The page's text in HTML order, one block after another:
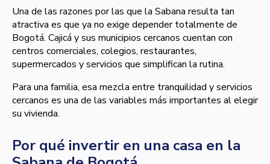
Una de las razones por las que la Sabana resulta tan
atractiva es que ya no exige depender totalmente de
Bogotá. Cajicá y sus municipios cercanos cuentan con
centros comerciales, colegios, restaurantes,
supermercados y servicios que simplifican la rutina.
Para una familia, esa mezcla entre tranquilidad y servicios
cercanos es una de las variables más importantes al elegir
su vivienda.
Por qué invertir en una casa en la